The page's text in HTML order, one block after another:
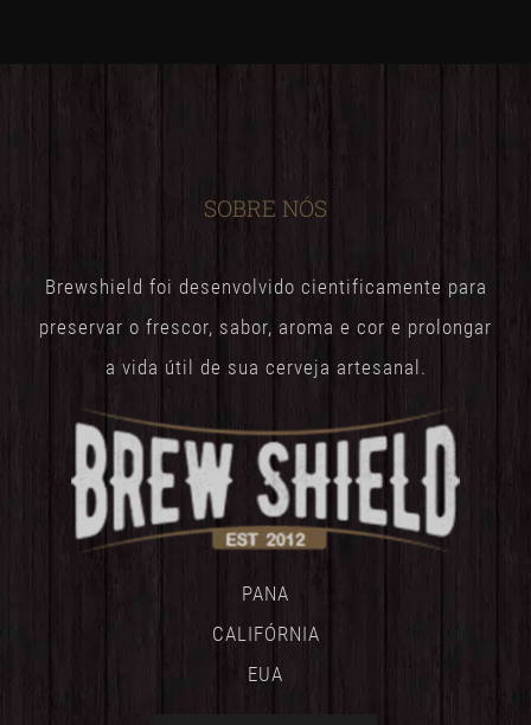
SOBRE NÓS
Brewshield foi desenvolvido cientificamente para
preservar o frescor, sabor, aroma e cor e prolongar
a vida útil de sua cerveja artesanal.
PANA
CALIFÓRNIA
EUA